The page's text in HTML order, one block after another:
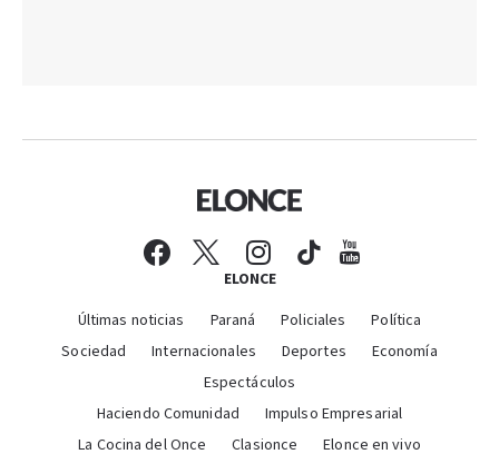
ELONCE
Últimas noticias Paraná Policiales
Política
Sociedad
Internacionales Deportes
Economía
Espectáculos
Haciendo Comunidad
Impulso Empresarial
La Cocina del Once
Clasionce Elonce en vivo